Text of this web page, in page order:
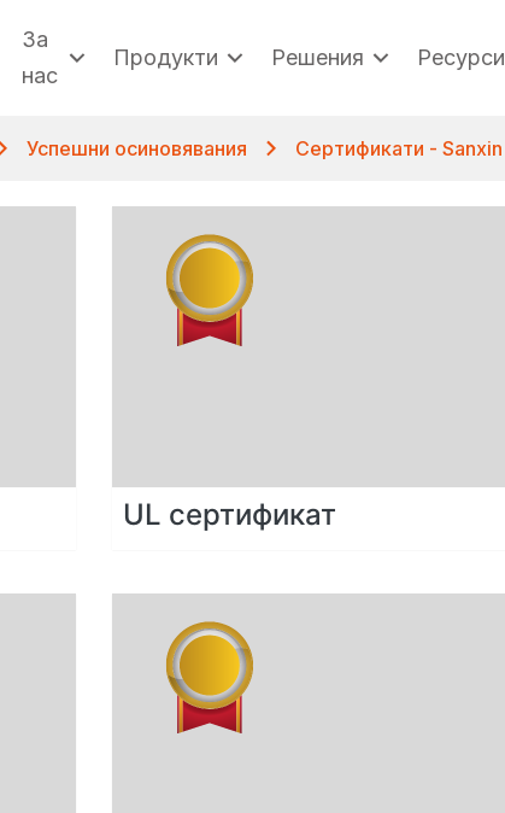
За
нас
Продукти Решения Ресурси
Успешни осиновявания Сертификати - Sanxin
UL сертификат